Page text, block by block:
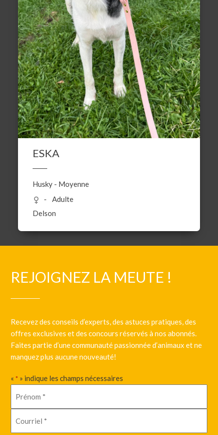
ESKA
Husky - Moyenne
Adulte
Delson
REJOIGNEZ LA MEUTE !
Recevez des conseils d’experts, des astuces pratiques, des
offres exclusives et des concours réservés à nos abonnés.
Faites partie d’une communauté passionnée d’animaux et ne
manquez plus aucune nouveauté!
«* » indique les champs nécessaires